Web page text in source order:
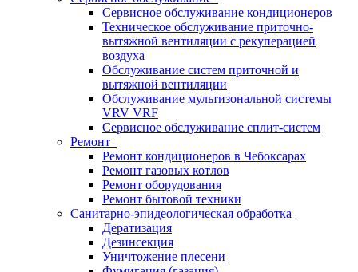
Сервисное обслуживание кондиционеров
Техническое обслуживание приточно-
вытяжной вентиляции с рекуперацией
воздуха
Обслуживание систем приточной и
вытяжной вентиляции
Обслуживание мультизональной системы
VRV VRF
Сервисное обслуживание сплит-систем
Ремонт
Ремонт кондиционеров в Чебоксарах
Ремонт газовых котлов
Ремонт оборудования
Ремонт бытовой техники
Санитарно-эпидеологическая обработка
Дератизация
Дезинсекция
Уничтожение плесени